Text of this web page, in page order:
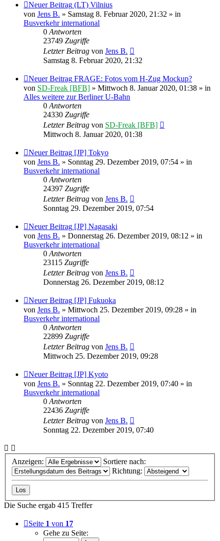
Neuer Beitrag (LT) Vilnius
von Jens B. » Samstag 8. Februar 2020, 21:32 » in
Busverkehr international
0Antworten
23749 Zugriffe
Letzter Beitrag von Jens B.
Samstag 8. Februar 2020, 21:32
Neuer Beitrag FRAGE: Fotos vom H-Zug Mockup?
von SD-Freak [BFB] » Mittwoch 8. Januar 2020, 01:38 » in
Alles weitere zur Berliner U-Bahn
0Antworten
24330 Zugriffe
Letzter Beitrag von SD-Freak [BFB]
Mittwoch 8. Januar 2020, 01:38
Neuer Beitrag [JP] Tokyo
von Jens B. » Sonntag 29. Dezember 2019, 07:54 » in
Busverkehr international
0Antworten
24397 Zugriffe
Letzter Beitrag von Jens B.
Sonntag 29. Dezember 2019, 07:54
Neuer Beitrag [JP] Nagasaki
von Jens B. » Donnerstag 26. Dezember 2019, 08:12 » in
Busverkehr international
0Antworten
23115 Zugriffe
Letzter Beitrag von Jens B.
Donnerstag 26. Dezember 2019, 08:12
Neuer Beitrag [JP] Fukuoka
von Jens B. » Mittwoch 25. Dezember 2019, 09:28 » in
Busverkehr international
0Antworten
22899 Zugriffe
Letzter Beitrag von Jens B.
Mittwoch 25. Dezember 2019, 09:28
Neuer Beitrag [JP] Kyoto
von Jens B. » Sonntag 22. Dezember 2019, 07:40 » in
Busverkehr international
0Antworten
22436 Zugriffe
Letzter Beitrag von Jens B.
Sonntag 22. Dezember 2019, 07:40
Anzeigen:
Sortiere nach:
Richtung:
Die Suche ergab 415 Treffer
Seite 1 von 17
Gehe zu Seite: